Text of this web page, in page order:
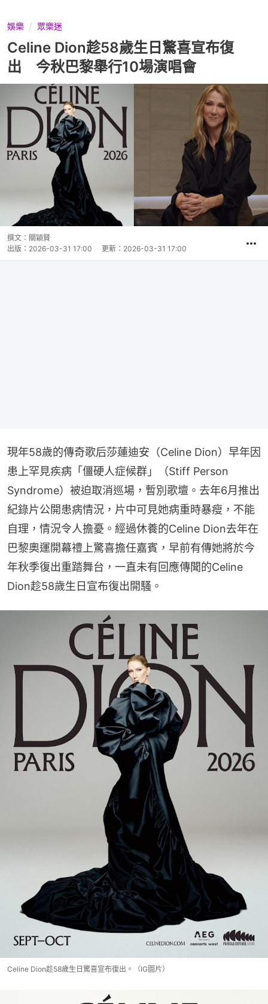
娛樂 眾樂迷
Celine Dion趁58歲生日驚喜宣布復
出 今秋巴黎舉行10場演唱會
撰文： 關穎賢
出版： 2026-03-31 17:00 更新： 2026-03-31 17:00
現年58歲的傳奇歌后莎蓮迪安（Celine Dion）早年因
患上罕見疾病「僵硬人症候群」（Stiff Person
Syndrome）被迫取消巡場，暫別歌壇。去年6月推出
紀錄片公開患病情況，片中可見她病重時暴瘦，不能
自理，情況令人擔憂。經過休養的Celine Dion去年在
巴黎奧運開幕禮上驚喜擔任嘉賓，早前有傳她將於今
年秋季復出重踏舞台，一直未有回應傳聞的Celine
Dion趁58歲生日宣布復出開騷。
Celine Dion趁58歲生日驚喜宣布復出。（IG圖片）